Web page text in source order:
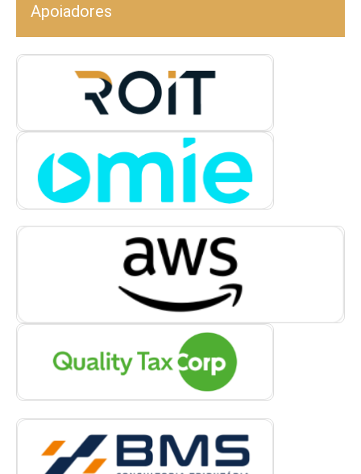
Apoiadores